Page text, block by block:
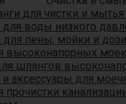
для чистки и
воды низкого
для пены, мойки и
высоконапорных моек
шлангов
аксессуары для
прочистки